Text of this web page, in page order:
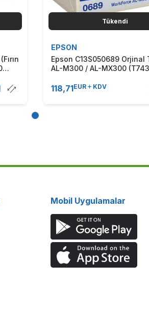
Tükendi
EPSON
Epson C13S050689 Orjinal
AL-M300 / AL-MX300
118,71EUR KDV
Mobil Uygulamalar